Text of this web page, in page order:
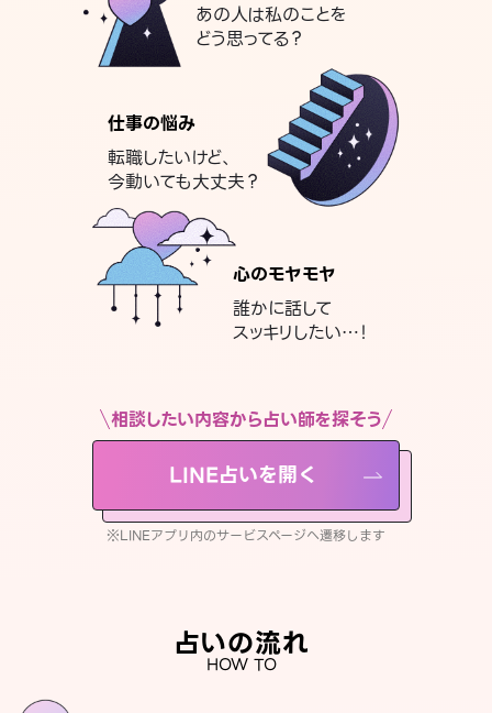
あの人は私のことを
どう思ってる？
仕事の悩み
転職したいけど、
今動いても大丈夫？
心のモヤモヤ
誰かに話して
スッキリしたい…！
相談したい内容から占い師を探そう
LINE占いを開く
※LINEアプリ内のサービスページへ遷移します
占いの流れ
HOW TO